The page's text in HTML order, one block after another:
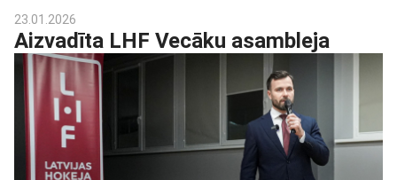
23.01.2026
Aizvadīta LHF Vecāku asambleja